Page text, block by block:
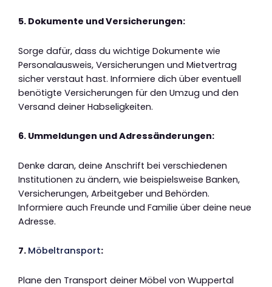
5. Dokumente und Versicherungen:
Sorge dafür, dass du wichtige Dokumente wie
Personalausweis, Versicherungen und Mietvertrag
sicher verstaut hast. Informiere dich über eventuell
benötigte Versicherungen für den Umzug und den
Versand deiner Habseligkeiten.
6. Ummeldungen und Adressänderungen:
Denke daran, deine Anschrift bei verschiedenen
Institutionen zu ändern, wie beispielsweise Banken,
Versicherungen, Arbeitgeber und Behörden.
Informiere auch Freunde und Familie über deine neue
Adresse.
7. Möbeltransport:
Plane den Transport deiner Möbel von Wuppertal